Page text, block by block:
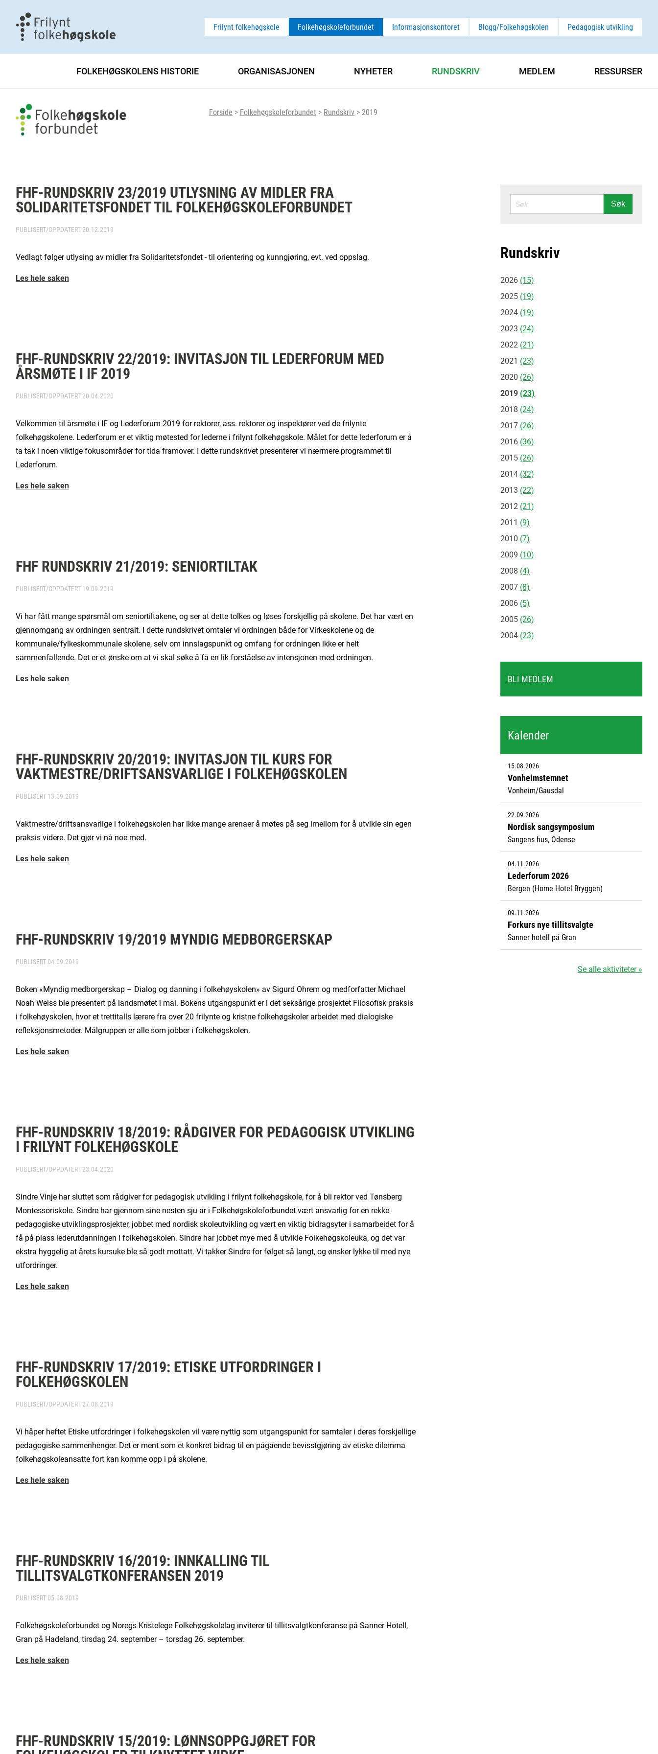
Frilynt folkehøgskole Folkehøgskoleforbundet Informasjonskontoret Blogg/Folkehøgskolen Pedagogisk utvikling
Forside > Folkehøgskoleforbundet > Rundskriv > 2019
FOLKEHØGSKOLENS HISTORIE ORGANISASJONEN NYHETER RUNDSKRIV MEDLEM RESSURSER
FHF-RUNDSKRIV 23/2019 UTLYSNING AV MIDLER FRA
SOLIDARITETSFONDET TIL FOLKEHØGSKOLEFORBUNDET
PUBLISERT/OPPDATERT 20.12.2019
Vedlagt følger utlysing av midler fra Solidaritetsfondet - til orientering og kunngjøring, evt. ved oppslag.
Les hele saken
FHF-RUNDSKRIV 22/2019: INVITASJON TIL LEDERFORUM MED
ÅRSMØTE I IF 2019
PUBLISERT/OPPDATERT 20.04.2020
Velkommen til årsmøte i IF og Lederforum 2019 for rektorer, ass. rektorer og inspektører ved de frilynte
folkehøgskolene. Lederforum er et viktig møtested for lederne i frilynt folkehøgskole. Målet for dette lederforum er å
ta tak i noen viktige fokusområder for tida framover. I dette rundskrivet presenterer vi nærmere programmet til
Lederforum.
Les hele saken
FHF RUNDSKRIV 21/2019: SENIORTILTAK
PUBLISERT/OPPDATERT 19.09.2019
Vi har fått mange spørsmål om seniortiltakene, og ser at dette tolkes og løses forskjellig på skolene. Det har vært en
gjennomgang av ordningen sentralt. I dette rundskrivet omtaler vi ordningen både for Virkeskolene og de
kommunale/fylkeskommunale skolene, selv om innslagspunkt og omfang for ordningen ikke er helt
sammenfallende. Det er et ønske om at vi skal søke å få en lik forståelse av intensjonen med ordningen.
Les hele saken
FHF-RUNDSKRIV 20/2019: INVITASJON TIL KURS FOR
VAKTMESTRE/DRIFTSANSVARLIGE I FOLKEHØGSKOLEN
PUBLISERT 13.09.2019
Vaktmestre/driftsansvarlige i folkehøgskolen har ikke mange arenaer å møtes på seg imellom for å utvikle sin egen
praksis videre. Det gjør vi nå noe med.
Les hele saken
FHF-RUNDSKRIV 19/2019 MYNDIG MEDBORGERSKAP
PUBLISERT 04.09.2019
Boken «Myndig medborgerskap – Dialog og danning i folkehøyskolen» av Sigurd Ohrem og medforfatter Michael
Noah Weiss ble presentert på landsmøtet i mai. Bokens utgangspunkt er i det seksårige prosjektet Filosofisk praksis
i folkehøyskolen, hvor et trettitalls lærere fra over 20 frilynte og kristne folkehøgskoler arbeidet med dialogiske
refleksjonsmetoder. Målgruppen er alle som jobber i folkehøgskolen.
Les hele saken
FHF-RUNDSKRIV 18/2019: RÅDGIVER FOR PEDAGOGISK UTVIKLING
I FRILYNT FOLKEHØGSKOLE
PUBLISERT/OPPDATERT 23.04.2020
Sindre Vinje har sluttet som rådgiver for pedagogisk utvikling i frilynt folkehøgskole, for å bli rektor ved Tønsberg
Montessoriskole. Sindre har gjennom sine nesten sju år i Folkehøgskoleforbundet vært ansvarlig for en rekke
pedagogiske utviklingsprosjekter, jobbet med nordisk skoleutvikling og vært en viktig bidragsyter i samarbeidet for å
få på plass lederutdanningen i folkehøgskolen. Sindre har jobbet mye med å utvikle Folkehøgskoleuka, og det var
ekstra hyggelig at årets kursuke ble så godt mottatt. Vi takker Sindre for følget så langt, og ønsker lykke til med nye
utfordringer.
Les hele saken
FHF-RUNDSKRIV 17/2019: ETISKE UTFORDRINGER I
FOLKEHØGSKOLEN
PUBLISERT/OPPDATERT 27.08.2019
Vi håper heftet Etiske utfordringer i folkehøgskolen vil være nyttig som utgangspunkt for samtaler i deres forskjellige
pedagogiske sammenhenger. Det er ment som et konkret bidrag til en pågående bevisstgjøring av etiske dilemma
folkehøgskoleansatte fort kan komme opp i på skolene.
Les hele saken
FHF-RUNDSKRIV 16/2019: INNKALLING TIL
TILLITSVALGTKONFERANSEN 2019
PUBLISERT 05.08.2019
Folkehøgskoleforbundet og Noregs Kristelege Folkehøgskolelag inviterer til tillitsvalgtkonferanse på Sanner Hotell,
Gran på Hadeland, tirsdag 24. september – torsdag 26. september.
Les hele saken
FHF-RUNDSKRIV 15/2019: LØNNSOPPGJØRET FOR
SØK Søk
Rundskriv
2026 (15)
2025 (19)
2024 (19)
2023 (24)
2022 (21)
2021 (23)
2020 (26)
2019 (23)
2018 (24)
2017 (26)
2016 (36)
2015 (26)
2014 (32)
2013 (22)
2012 (21)
2011 (9)
2010 (7)
2009 (10)
2008 (4)
2007 (8)
2006 (5)
2005 (26)
2004 (23)
BLI MEDLEM
Kalender
15.08.2026
Vonheimstemnet
Vonheim/Gausdal
22.09.2026
Nordisk sangsymposium
Sangens hus, Odense
04.11.2026
Lederforum 2026
Bergen (Home Hotel Bryggen)
09.11.2026
Forkurs nye tillitsvalgte
Sanner hotell på Gran
Se alle aktiviteter »